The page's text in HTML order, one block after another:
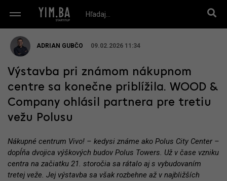
ADRIAN GUBČO 09.02.2026 11:34
Výstavba pri známom nákupnom
centre sa konečne priblížila. WOOD &
Company ohlásil partnera pre tretiu
vežu Polusu
Nákupné centrum Vivo! – kedysi známe ako Polus City Center –
dopĺňa dvojica výškových budov Polus Towers. Už v čase vzniku
centra na začiatku 21. storočia sa rátalo aj s vybudovaním
tretej veže. Jej výstavba sa však rozbehne až v najbližších